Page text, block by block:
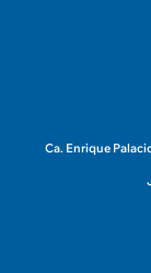
Ca. Enrique